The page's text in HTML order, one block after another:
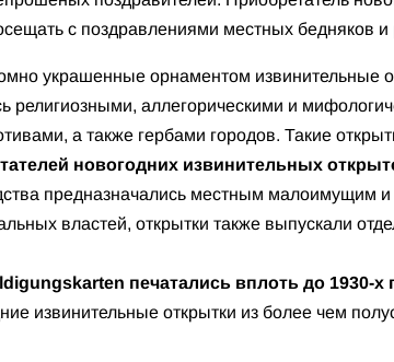
с поздравлениями местных бедняков
украшенные орнаментом извинительные
религиозными, аллегорическими и
а также гербами городов. Такие
новогодних извинительных
предназначались местным малоимущим и
властей, открытки также выпускали
печатались вплоть до 1930-х
извинительные открытки из более чем